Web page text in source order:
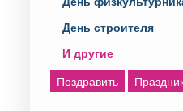
День строителя
И другие
Поздравить